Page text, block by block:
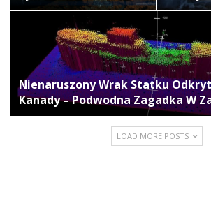
Nienaruszony Wrak Statku
Kanady – Podwodna Zagadka W
LOAD MORE POSTS